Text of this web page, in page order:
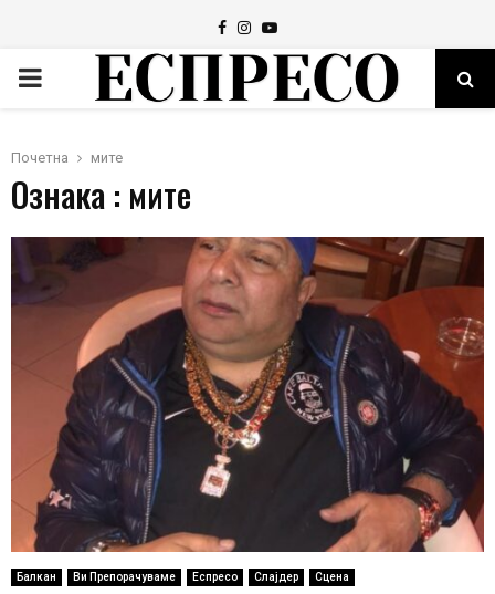
Facebook
Instagram
Youtube
PRIMARY
Почетна мите
Ознака : мите
Балкан Ви Препорачуваме Еспресо Слајдер Сцена